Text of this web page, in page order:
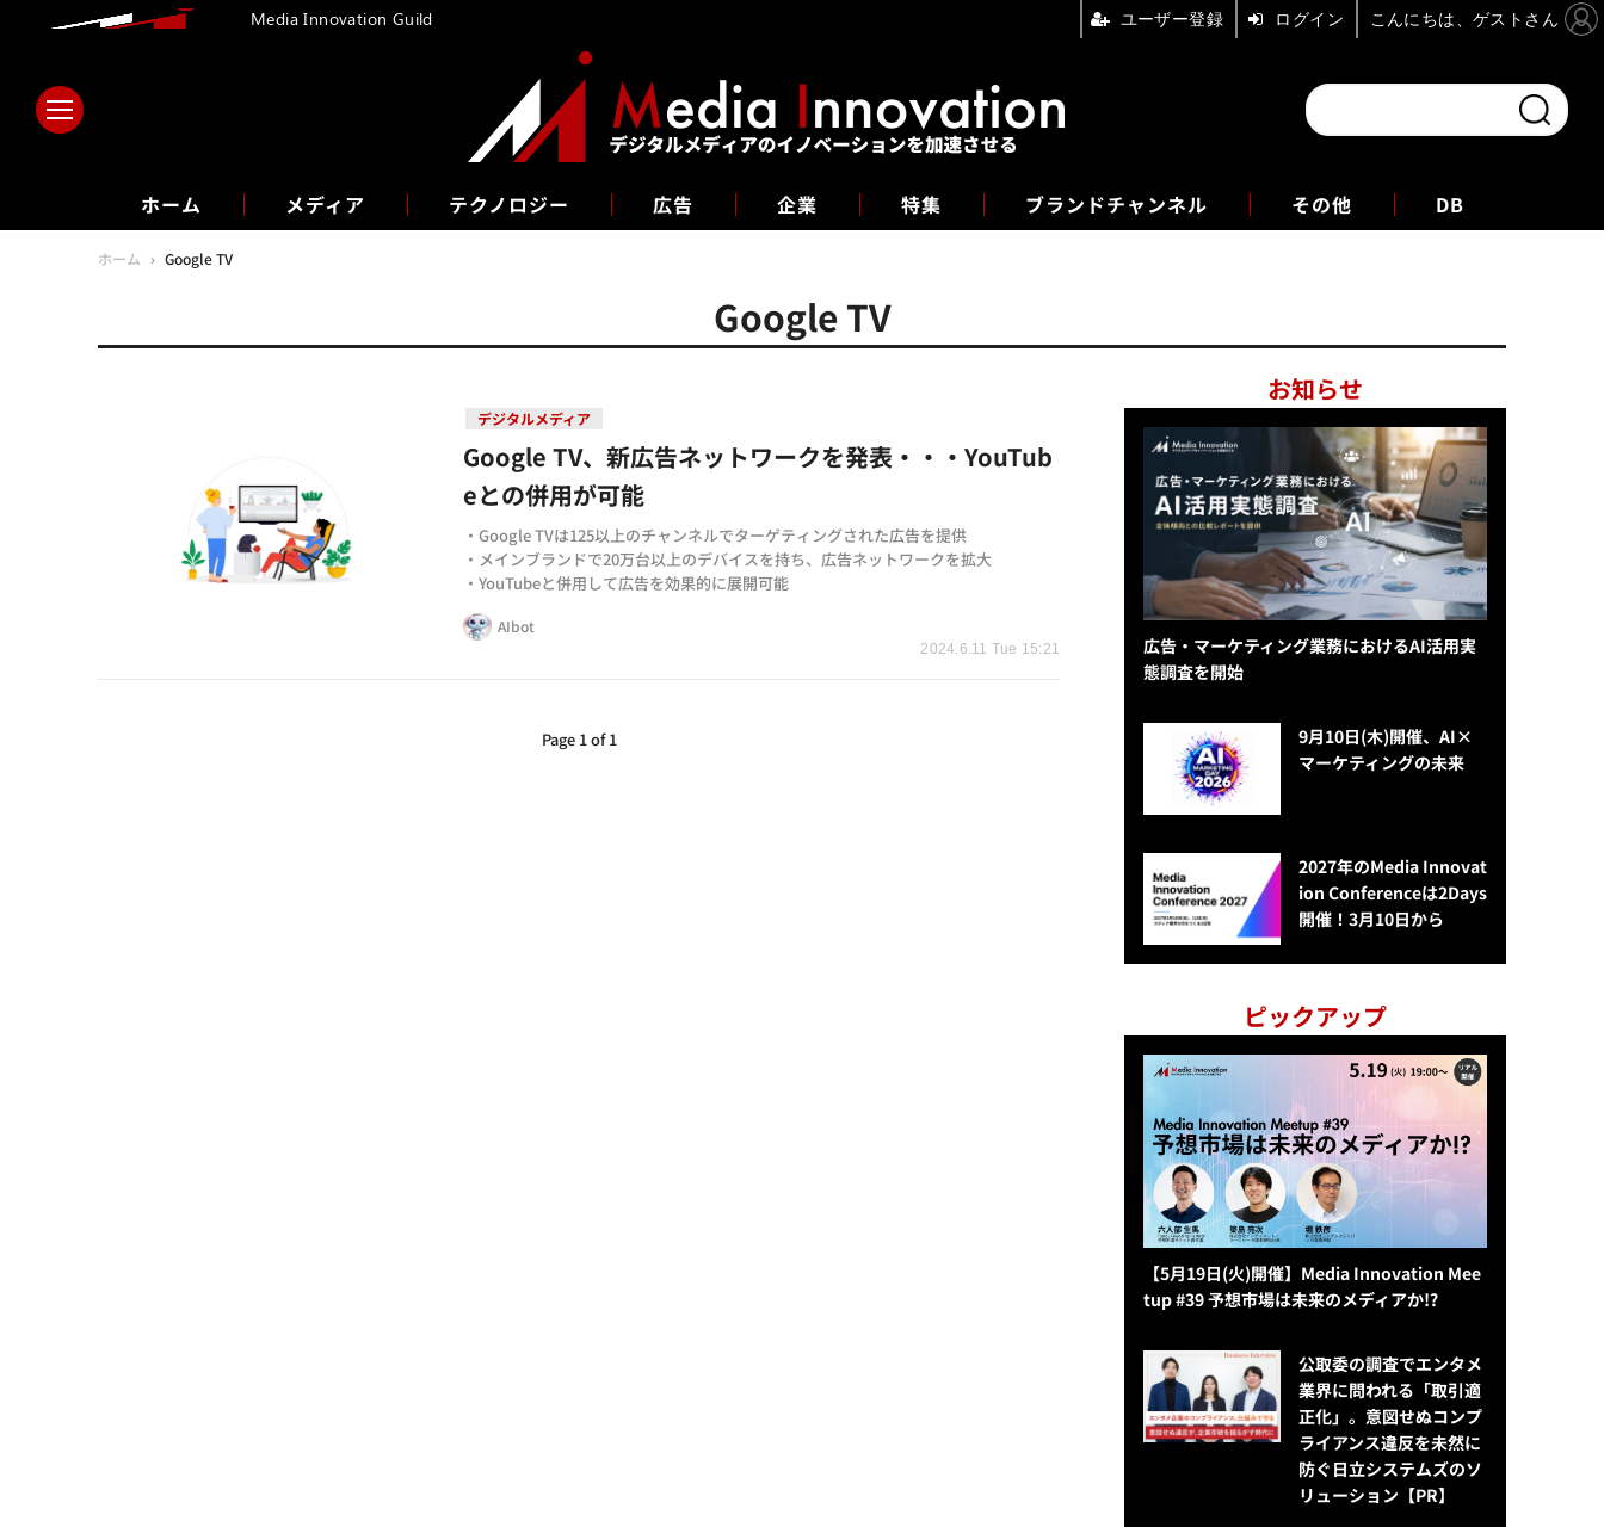
ホーム メディア テクノロジー 広告 企業 特集 ブランドチャンネル
フォーエム その他 DB
ホーム › Google TV
Google TV
デジタルメディア
2024.6.11 Tue 15:21
Google TV、新広告ネットワークを発表・・・YouTub
eとの併用が可能
・Google TVは125以上のチャンネルでターゲティングされた広告を提供
・メインブランドで20万台以上のデバイスを持ち、広告ネットワークを拡大
・YouTubeと併用して広告を効果的に展開可能
AIbot
Page 1 of 1
お知らせ
広告・マーケティング業務におけるAI活用実
態調査を開始
9月10日(木)開催、AI×
マーケティングの未来
2027年のMedia Innovat
ion Conferenceは2Days
開催！3月10日から
ピックアップ
【5月19日(火)開催】Media Innovation Mee
tup #39 予想市場は未来のメディアか!?
公​​取委の調査でエンタメ
業界に問われる「取引適
正化」。意図せぬコンプ
ライアンス違反を未然に
防ぐ日立システムズのソ
リューション​【PR】
Media Innovation Guild ユーザー登録 ログイン こんにちは、ゲストさん